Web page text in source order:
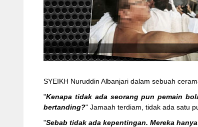
SYEIKH Nuruddin Albanjari dalam sebuah
"Kenapa tidak ada seorang pun pemain
bertanding?" Jamaah terdiam, tidak ada satu
"Sebab tidak ada kepentingan. Mereka